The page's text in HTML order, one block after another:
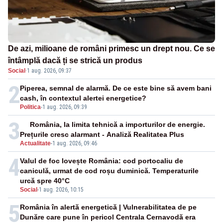
De azi, milioane de români primesc un drept nou. Ce se
întâmplă dacă ți se strică un produs
Social ·1 aug. 2026, 09:37
2 Politica-1 aug. 2026, 09:39
Piperea, semnal de alarmă. De ce este bine să avem bani
cash, în contextul alertei energetice?
3Actualitate-1 aug. 2026, 09:46
România, la limita tehnică a importurilor de energie.
Prețurile cresc alarmant - Analiză Realitatea Plus
4
Social -1 aug. 2026, 10:15
Valul de foc lovește România: cod portocaliu de
caniculă, urmat de cod roșu duminică. Temperaturile
urcă spre 40°C
5România în alertă energetică | Vulnerabilitatea de pe
Dunăre care pune în pericol Centrala Cernavodă era